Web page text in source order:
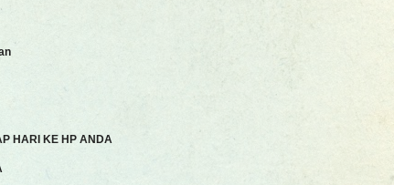
HARI KE HP ANDA